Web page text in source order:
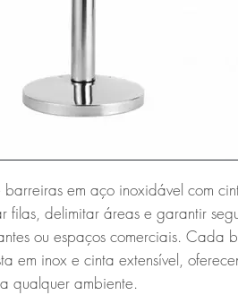
em aço inoxidável com
filas, delimitar áreas e garantir
ou espaços comerciais. Cada
em inox e cinta extensível,
qualquer ambiente.